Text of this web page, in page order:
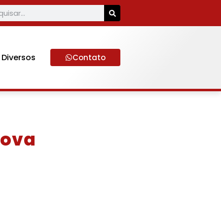
Diversos Contato